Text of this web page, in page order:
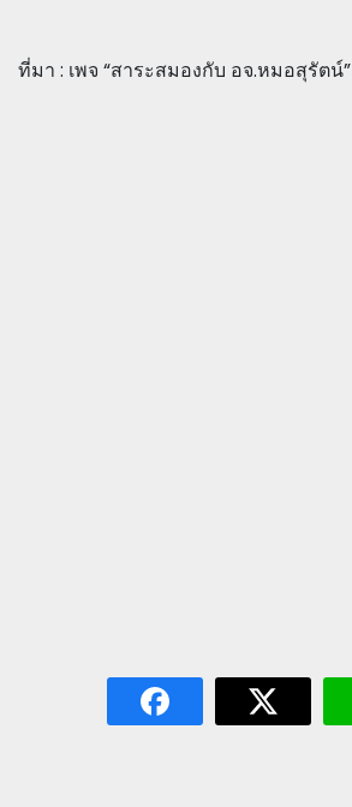
ที่มา : เพจ “สาระสมองกับ อจ.หมอสุรัตน์”